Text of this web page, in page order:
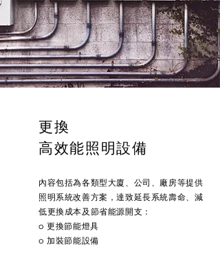
更換
高效能照明設備
內容包括為各類型大廈、公司、廠房等提供
照明系統改善方案，達致延長系統壽命、減
低更換成本及節省能源開支：
o 更換節能燈具
o 加裝節能設備